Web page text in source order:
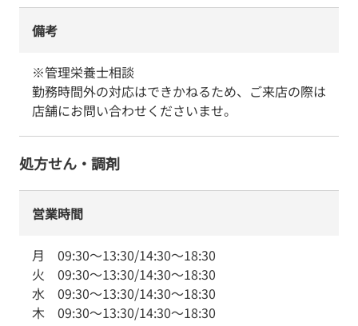
備考
※管理栄養士相談
勤務時間外の対応はできかねるため、ご来店の際は
店舗にお問い合わせくださいませ。
処方せん・調剤
営業時間
月 09:30～13:30/14:30～18:30
火 09:30～13:30/14:30～18:30
水 09:30～13:30/14:30～18:30
木 09:30～13:30/14:30～18:30